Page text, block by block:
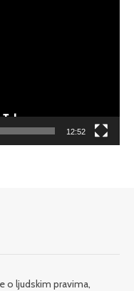
12:52
o ljudskim pravima,